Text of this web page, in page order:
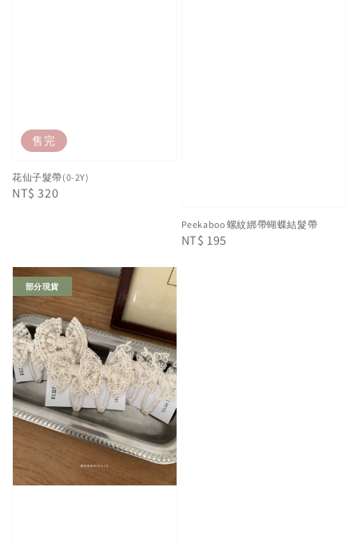
售完
花仙子髮帶(0-2Y)
Regular
NT$ 320
Peekaboo 螺紋綁帶蝴蝶結髮帶
Regular
NT$ 195
部分現貨